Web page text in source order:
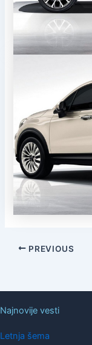
PREVIOUS
Najnovije vesti
Letnja šema